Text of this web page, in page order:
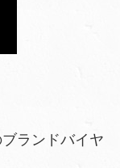
ランドバイヤ